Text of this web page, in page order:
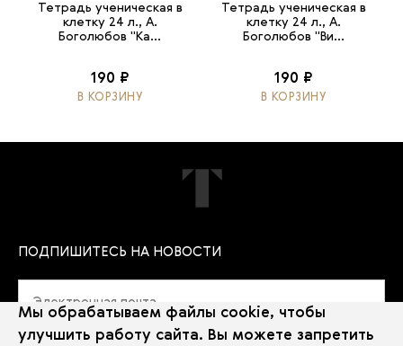
Тетрадь ученическая в
клетку 24 л., А.
Боголюбов "Ка...
190 ₽
В КОРЗИНУ
Тетрадь ученическая в
клетку 24 л., А.
Боголюбов "Ви...
190 ₽
В КОРЗИНУ
ПОДПИШИТЕСЬ НА НОВОСТИ
Мы обрабатываем файлы cookie, чтобы
улучшить работу сайта. Вы можете запретить